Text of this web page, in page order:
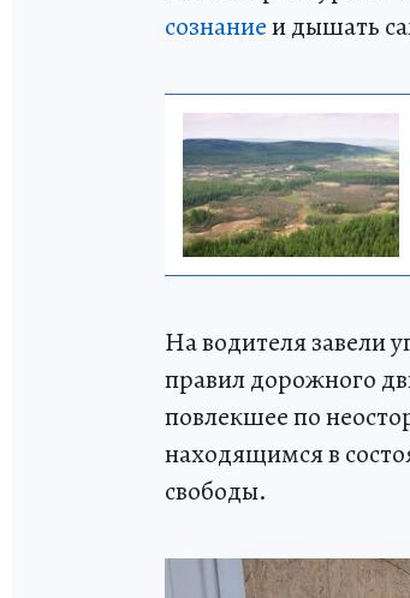
сознаниеи дышать
На водителя завели
правил дорожного
повлекшее по
находящимся в
свободы.